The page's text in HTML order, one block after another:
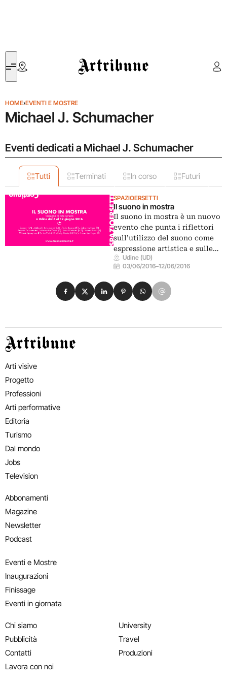
Artribune
HOME›EVENTI E MOSTRE
Michael J. Schumacher
Eventi dedicati a Michael J. Schumacher
Tutti Terminati In corso Futuri
SPAZIOERSETTI
Il suono in mostra
Il suono in mostra è un nuovo
evento che punta i riflettori
sull’utilizzo del suono come
espressione artistica e sulle…
Udine (UD)
03/06/2016–12/06/2016
Condividi su Facebook
Condividi su X
Condividi su LinkedIn
Condividi su Pinterest
Condividi su WhatsApp
Condividi su Email
Artribune
Arti visive
Progetto
Professioni
Arti performative
Editoria
Turismo
Dal mondo
Jobs
Television
Abbonamenti
Magazine
Newsletter
Podcast
Eventi e Mostre
Inaugurazioni
Finissage
Eventi in giornata
Chi siamo
Pubblicità
Contatti
Lavora con noi
University
Travel
Produzioni